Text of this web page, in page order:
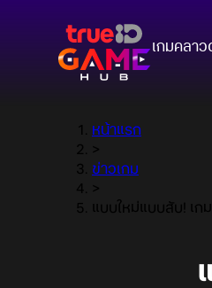
เกมคลาว
หน้าแรก
>
ข่าวเกม
>
แบบใหม่แบบสับ! เก